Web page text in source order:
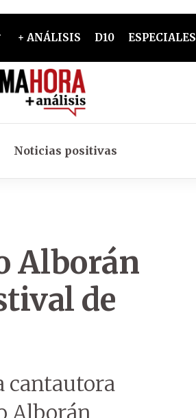
+ ANÁLISIS D10 ESPECIALES
Noticias positivas
Alborán
de
cantautora
Alborán